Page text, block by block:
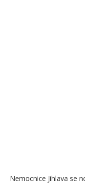
Nemocnice Jihlava se